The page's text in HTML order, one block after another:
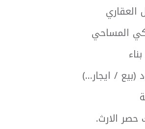
المساحي
/ ايجار...)
الارث.